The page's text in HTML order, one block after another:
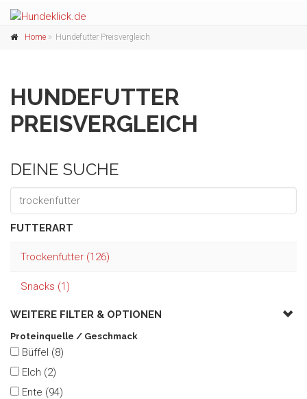
Home Hundefutter Preisvergleich
HUNDEFUTTER
PREISVERGLEICH
DEINE SUCHE
FUTTERART
Trockenfutter (126)
Snacks (1)
WEITERE FILTER & OPTIONEN
Proteinquelle / Geschmack
Büffel (8)
Elch (2)
Ente (94)